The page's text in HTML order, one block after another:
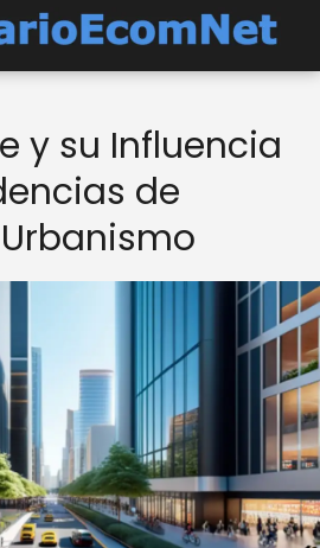
y su Influencia
de